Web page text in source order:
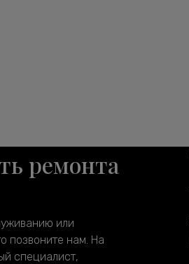
ремонта
или
позвоните нам. На
специалист,